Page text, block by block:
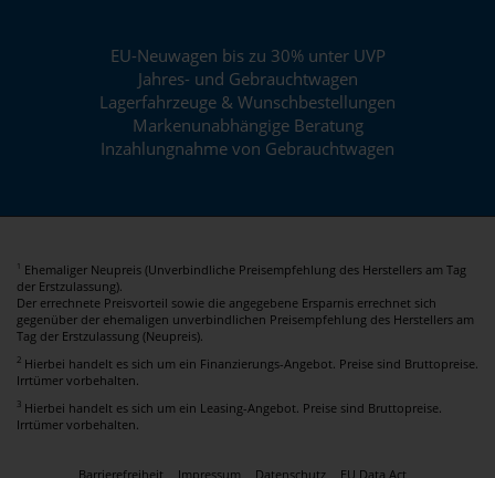
EU-Neuwagen bis zu 30% unter UVP
Jahres- und Gebrauchtwagen
Lagerfahrzeuge & Wunschbestellungen
Markenunabhängige Beratung
Inzahlungnahme von Gebrauchtwagen
1
Ehemaliger Neupreis (Unverbindliche Preisempfehlung des Herstellers am Tag
der Erstzulassung).
Der errechnete Preisvorteil sowie die angegebene Ersparnis errechnet sich
gegenüber der ehemaligen unverbindlichen Preisempfehlung des Herstellers am
Tag der Erstzulassung (Neupreis).
2 Hierbei handelt es sich um ein Finanzierungs-Angebot. Preise sind Bruttopreise.
Irrtümer vorbehalten.
3 Hierbei handelt es sich um ein Leasing-Angebot. Preise sind Bruttopreise.
Irrtümer vorbehalten.
Barrierefreiheit Impressum Datenschutz EU Data Act